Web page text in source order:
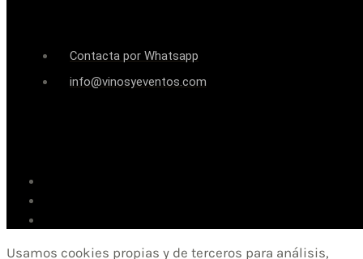
Contacta por Whatsapp
info@vinosyeventos.com
Usamos cookies propias y de terceros para análisis,